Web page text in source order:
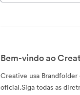
Bem-vindo ao
Creative usa
oficial.Siga todas as